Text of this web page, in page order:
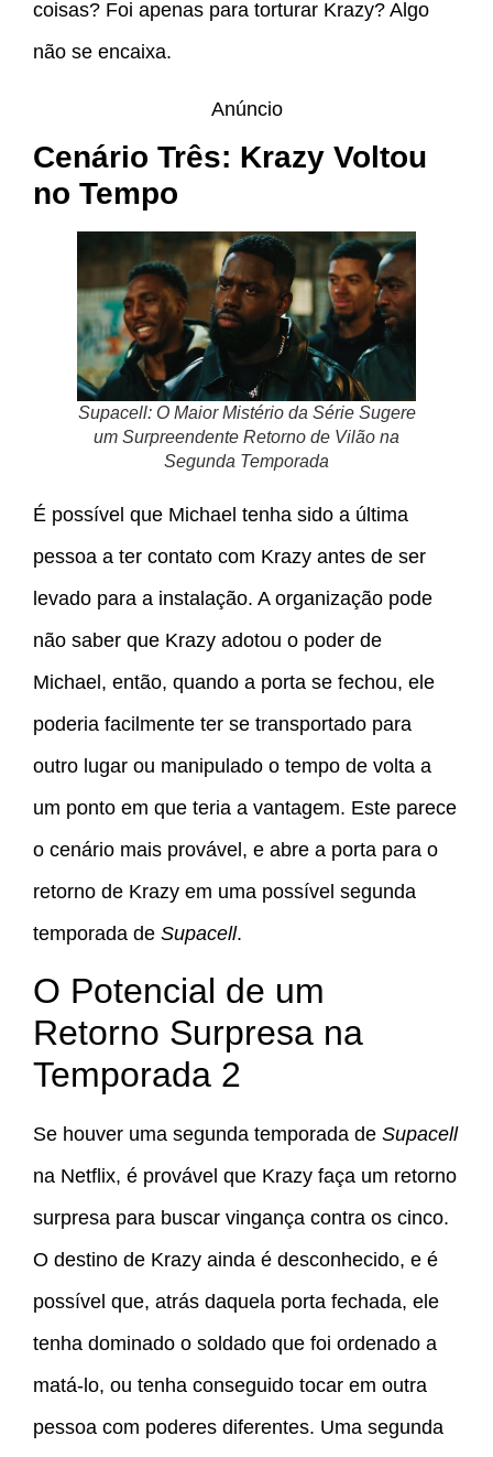
coisas? Foi apenas para torturar Krazy? Algo
não se encaixa.
Anúncio
Cenário Três: Krazy Voltou
no Tempo
Supacell: O Maior Mistério da Série Sugere
um Surpreendente Retorno de Vilão na
Segunda Temporada
É possível que Michael tenha sido a última
pessoa a ter contato com Krazy antes de ser
levado para a instalação. A organização pode
não saber que Krazy adotou o poder de
Michael, então, quando a porta se fechou, ele
poderia facilmente ter se transportado para
outro lugar ou manipulado o tempo de volta a
um ponto em que teria a vantagem. Este parece
o cenário mais provável, e abre a porta para o
retorno de Krazy em uma possível segunda
temporada de Supacell.
O Potencial de um
Retorno Surpresa na
Temporada 2
Se houver uma segunda temporada de Supacell
na Netflix, é provável que Krazy faça um retorno
surpresa para buscar vingança contra os cinco.
O destino de Krazy ainda é desconhecido, e é
possível que, atrás daquela porta fechada, ele
tenha dominado o soldado que foi ordenado a
matá-lo, ou tenha conseguido tocar em outra
pessoa com poderes diferentes. Uma segunda